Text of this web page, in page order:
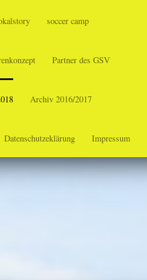
soccer camp
Partner des GSV
Archiv 2016/2017
Datenschutzeklärung Impressum